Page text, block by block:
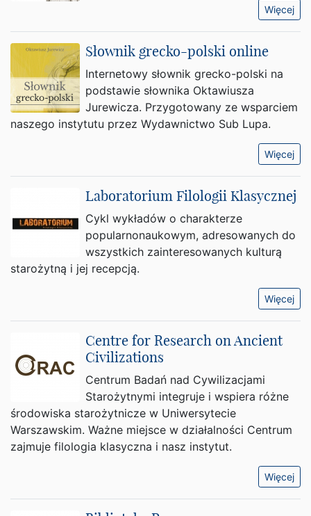
Więcej
Słownik grecko-polski online
Internetowy słownik grecko-polski na
podstawie słownika Oktawiusza
Jurewicza. Przygotowany ze wsparciem
naszego instytutu przez Wydawnictwo Sub Lupa.
Więcej
Laboratorium Filologii Klasycznej
Cykl wykładów o charakterze
popularnonaukowym, adresowanych do
wszystkich zainteresowanych kulturą
starożytną i jej recepcją.
Więcej
Centre for Research on Ancient
Civilizations
Centrum Badań nad Cywilizacjami
Starożytnymi integruje i wspiera różne
środowiska starożytnicze w Uniwersytecie
Warszawskim. Ważne miejsce w działalności Centrum
zajmuje filologia klasyczna i nasz instytut.
Więcej